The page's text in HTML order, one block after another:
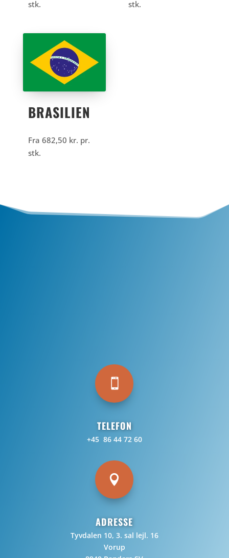
stk. stk.
BRASILIEN
Fra 682,50 kr. pr.
stk.

TELEFON
+45 86 44 72 60

ADRESSE
Tyvdalen 10, 3. sal lejl. 16
Vorup